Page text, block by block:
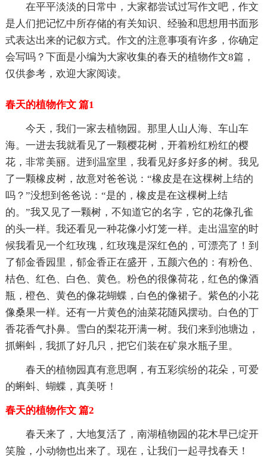
在平平淡淡的日常中，大家都尝试过写作文吧，作文
是人们把记忆中所存储的有关知识、经验和思想用书面形
式表达出来的记叙方式。作文的注意事项有许多，你确定
会写吗？下面是小编为大家收集的春天的植物作文8篇，
仅供参考，欢迎大家阅读。
春天的植物作文 篇1
今天，我们一家去植物园。那里人山人海、车山车
海。一进去我就看见了一颗樱花树，开着粉红粉红的樱
花，非常美丽。进到温室里，我看见好多好多的树。我见
了一颗橡皮树，故意对爸爸说：“橡皮是在这棵树上结的
吗？”没想到爸爸说：“是的，橡皮是在这棵树上结
的。”我又见了一颗树，不知道它的名字，它的花像孔雀
的头一样。我还看见一种花像小灯笼一样。走出温室的时
候我看见一个红玫瑰，红玫瑰是深红色的，可漂亮了！到
了郁金香园里，郁金香正在盛开，五颜六色的：有粉色、
桔色、红色、白色、黄色。粉色的很像荷花，红色的像酒
瓶，橙色、黄色的像花蝴蝶，白色的像裙子。紫色的小花
像桑果一样。还有一片黄色的油菜花随风摆动。白色的丁
香花香气扑鼻。雪白的梨花开满一树。我们来到池塘边，
抓蝌蚪，我抓了好几只，把它们装在矿泉水瓶子里。
春天的植物园真有意思啊，有五彩缤纷的花朵，可爱
的蝌蚪、蝴蝶，真美呀！
春天的植物作文 篇2
春天来了，大地复活了，南湖植物园的花木早已绽开
笑脸，小动物也出来了。现在，让我们一起寻找春天！